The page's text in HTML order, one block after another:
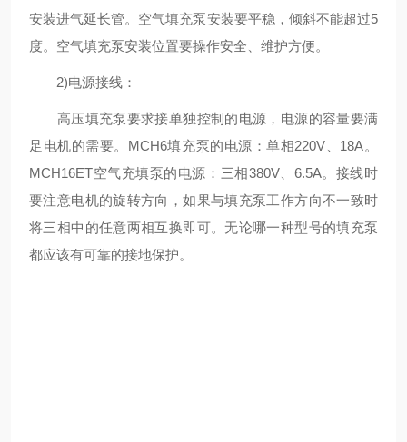
安装进气延长管。空气填充泵安装要平稳，倾斜不能超过5
度。空气填充泵安装位置要操作安全、维护方便。
2)电源接线：
高压填充泵要求接单独控制的电源，电源的容量要满
足电机的需要。MCH6填充泵的电源：单相220V、18A。
MCH16ET空气充填泵的电源：三相380V、6.5A。接线时
要注意电机的旋转方向，如果与填充泵工作方向不一致时
将三相中的任意两相互换即可。无论哪一种型号的填充泵
都应该有可靠的接地保护。